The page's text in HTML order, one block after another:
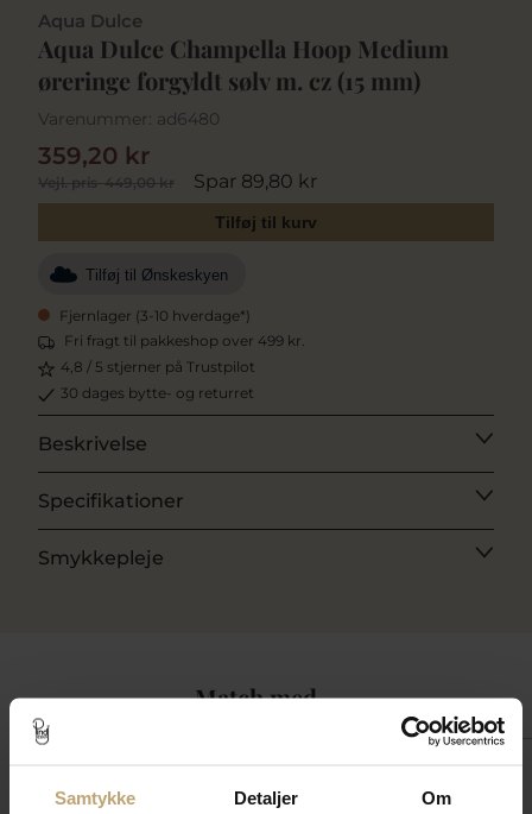
Samtykke Detaljer Om
Aqua Dulce
Aqua Dulce Champella Hoop Medium
øreringe forgyldt sølv m. cz (15 mm)
Varenummer: ad6480
Vejl. pris449,00 kr Spar 89,80 kr
359,20 kr
Tilføj til kurv
Tilføj til Ønskeskyen
Fjernlager (3-10 hverdage*)
Fri fragt til pakkeshop over 499 kr.
4,8 / 5 stjerner på Trustpilot
30 dages bytte- og returret
Beskrivelse
Specifikationer
Smykkepleje
Match med